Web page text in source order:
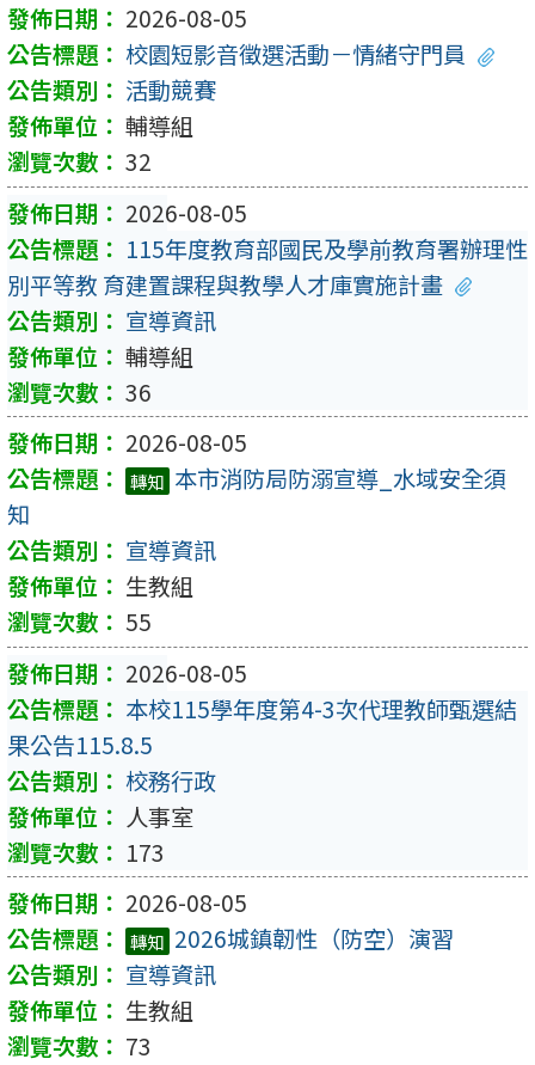
2026-08-05
校園短影音徵選活動－情緒守門員
活動競賽
輔導組
32
2026-08-05
115年度教育部國民及學前教育署辦理性
別平等教 育建置課程與教學人才庫實施計畫
宣導資訊
輔導組
36
2026-08-05
轉知 本市消防局防溺宣導_水域安全須
知
宣導資訊
生教組
55
2026-08-05
本校115學年度第4-3次代理教師甄選結
果公告115.8.5
校務行政
人事室
173
2026-08-05
轉知 2026城鎮韌性（防空）演習
宣導資訊
生教組
73